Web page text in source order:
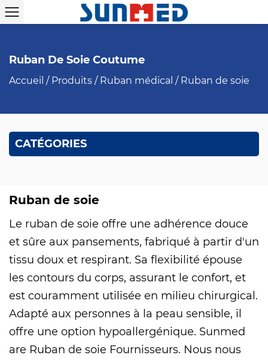
Ruban De Soie Coutume
Accueil / Produits / Ruban médical / Ruban de soie
CATÉGORIES
Ruban de soie
Le ruban de soie offre une adhérence douce
et sûre aux pansements, fabriqué à partir d'un
tissu doux et respirant. Sa flexibilité épouse
les contours du corps, assurant le confort, et
est couramment utilisée en milieu chirurgical.
Adapté aux personnes à la peau sensible, il
offre une option hypoallergénique. Sunmed
are Ruban de soie Fournisseurs. Nous nous